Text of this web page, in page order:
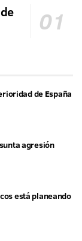
de España
agresión
está planeando